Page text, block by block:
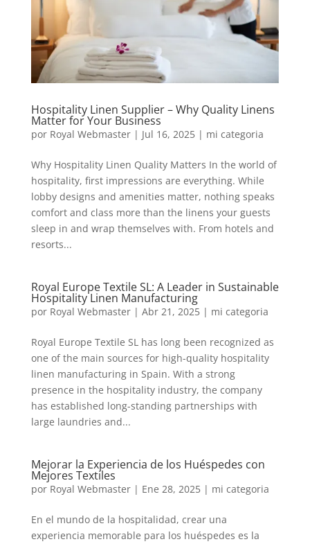
Hospitality Linen Supplier – Why Quality Linens
Matter for Your Business
por Royal Webmaster| Jul 16, 2025| mi categoria
Why Hospitality Linen Quality Matters In the world of
hospitality, first impressions are everything. While
lobby designs and amenities matter, nothing speaks
comfort and class more than the linens your guests
sleep in and wrap themselves with. From hotels and
resorts...
Royal Europe Textile SL: A Leader in Sustainable
Hospitality Linen Manufacturing
por Royal Webmaster| Abr 21, 2025| mi categoria
Royal Europe Textile SL has long been recognized as
one of the main sources for high-quality hospitality
linen manufacturing in Spain. With a strong
presence in the hospitality industry, the company
has established long-standing partnerships with
large laundries and...
Mejorar la Experiencia de los Huéspedes con
Mejores Textiles
por Royal Webmaster| Ene 28, 2025| mi categoria
En el mundo de la hospitalidad, crear una
experiencia memorable para los huéspedes es la